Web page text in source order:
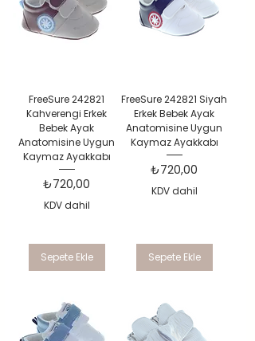
FreeSure 242821
Kahverengi Erkek
Bebek Ayak
Anatomisine Uygun
Kaymaz Ayakkabı
Fiyat
₺720,00
KDV dahil
Sepete Ekle
FreeSure 242821 Siyah
Erkek Bebek Ayak
Anatomisine Uygun
Kaymaz Ayakkabı
Fiyat
₺720,00
KDV dahil
Sepete Ekle